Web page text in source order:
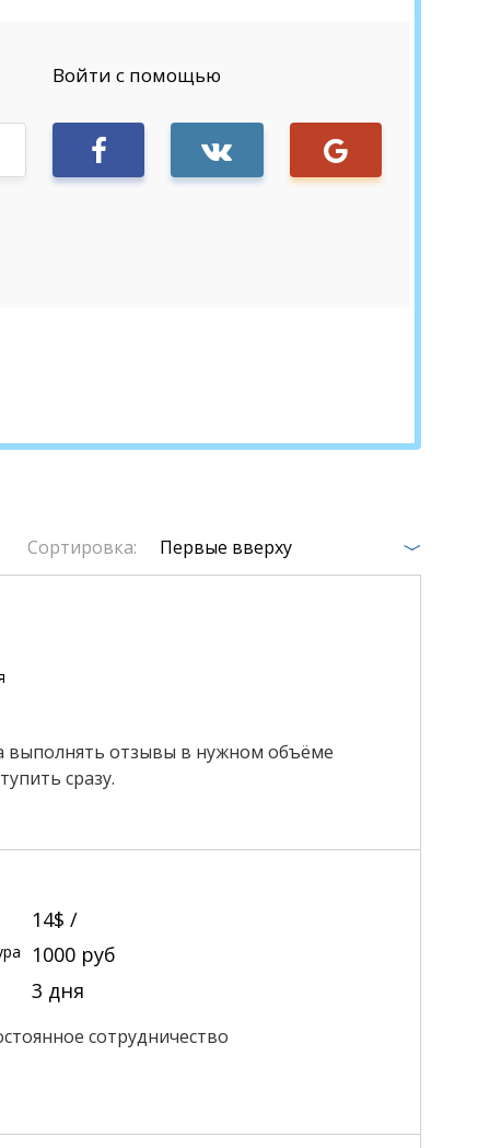
Войти с помощью
Sign in
Сортировка: Первые вверху
выполнять отзывы в нужном объёме
сразу.
14$ /
1000 руб
3 дня
сотрудничество